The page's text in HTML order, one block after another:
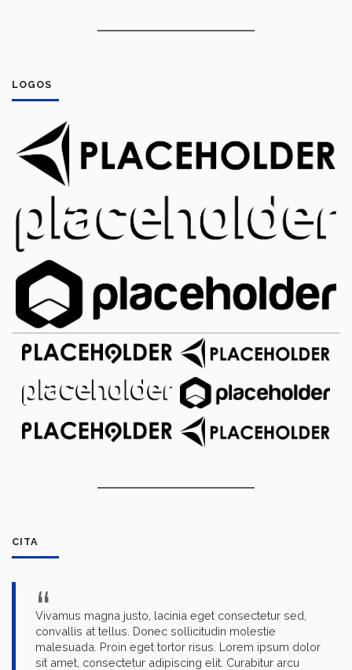
LOGOS
CITA
Vivamus magna justo, lacinia eget consectetur sed,
convallis at tellus. Donec sollicitudin molestie
malesuada. Proin eget tortor risus. Lorem ipsum dolor
sit amet, consectetur adipiscing elit. Curabitur arcu